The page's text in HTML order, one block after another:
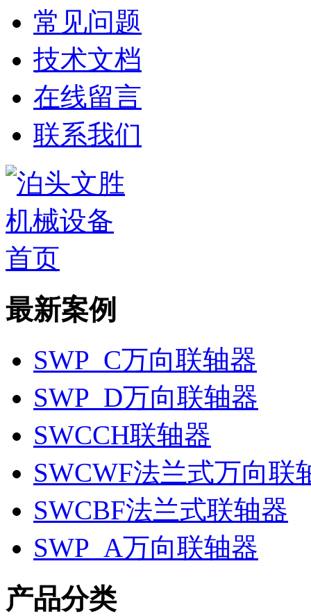
常见问题
技术文档
在线留言
联系我们
最新案例
SWP_C万向联轴器
SWP_D万向联轴器
SWCCH联轴器
SWCWF法兰式万向联
SWCBF法兰式联轴器
SWP_A万向联轴器
产品分类